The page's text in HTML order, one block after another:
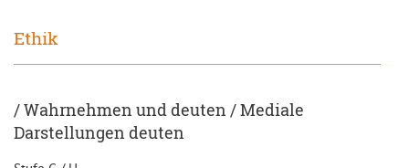
Ethik
/ Wahrnehmen und deuten / Mediale
Darstellungen deuten